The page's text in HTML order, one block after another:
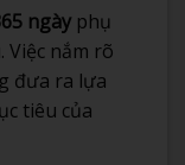
ngày phụ
Việc nắm rõ
đưa ra lựa
tiêu của